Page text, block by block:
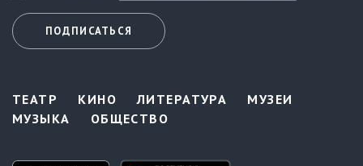
ПОДПИСАТЬСЯ
ТЕАТР КИНО ЛИТЕРАТУРА
МУЗЕИ
МУЗЫКА
ОБЩЕСТВО